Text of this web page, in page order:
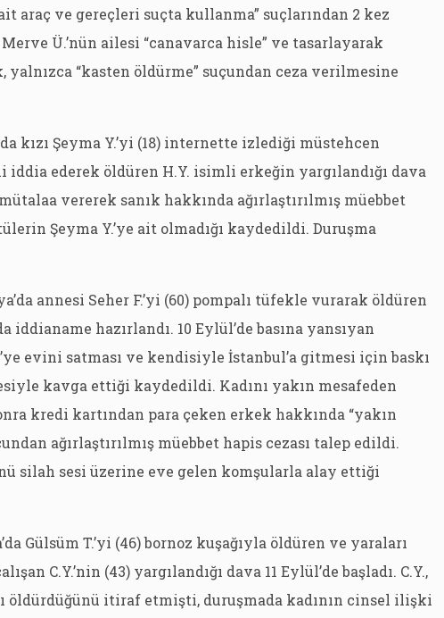
araç ve gereçleri suçta kullanma” suçlarından 2 kez
Ü.’nün ailesi “canavarca hisle” ve tasarlayarak
“kasten öldürme” suçundan ceza verilmesine
kızı Şeyma Y.’yi (18) internette izlediği müstehcen
ederek öldüren H.Y. isimli erkeğin yargılandığı dava
vererek sanık hakkında ağırlaştırılmış müebbet
Şeyma Y.’ye ait olmadığı kaydedildi. Duruşma
annesi Seher F.’yi (60) pompalı tüfekle vurarak öldüren
hazırlandı. 10 Eylül’de basına yansıyan
evini satması ve kendisiyle İstanbul’a gitmesi için baskı
kavga ettiği kaydedildi. Kadını yakın mesafeden
kredi kartından para çeken erkek hakkında “yakın
ağırlaştırılmış müebbet hapis cezası talep edildi.
silah sesi üzerine eve gelen komşularla alay ettiği
Gülsüm T.’yi (46) bornoz kuşağıyla öldüren ve yaraları
C.Y.’nin (43) yargılandığı dava 11 Eylül’de başladı. C.Y.,
öldürdüğünü itiraf etmişti, duruşmada kadının cinsel ilişki